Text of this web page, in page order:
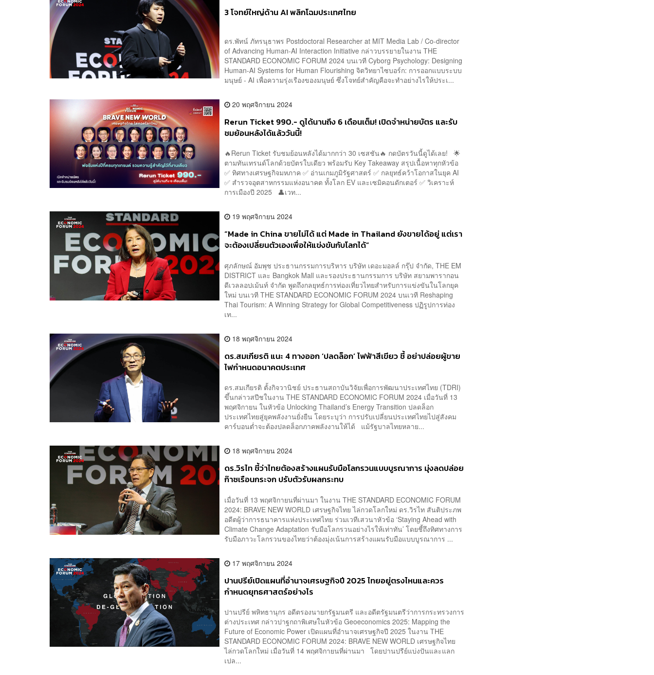
3 โจทย์ใหญ่ด้าน AI พลิกโฉมประเทศไทย
ดร.พัทน์ ภัทรนุธาพร Postdoctoral Researcher at MIT Media Lab / Co-director
of Advancing Human-AI Interaction Initiative กล่าวบรรยายในงาน THE
STANDARD ECONOMIC FORUM 2024 บนเวที Cyborg Psychology: Designing
Human-AI Systems for Human Flourishing จิตวิทยาไซบอร์ก: การออกแบบระบบ
มนุษย์ - AI เพื่อความรุ่งเรืองของมนุษย์ ซึ่งโจทย์สำคัญคือจะทำอย่างไรให้ประเ...
20 พฤศจิกายน 2024
Rerun Ticket 990.- ดูได้นานถึง 6 เดือนเต็ม! เปิดจำหน่ายบัตร และรับ
ชมย้อนหลังได้แล้ววันนี้!
🔥Rerun Ticket รับชมย้อนหลังได้มากกว่า 30 เซสชัน🔥 กดบัตรวันนี้ดูได้เลย! 🌟
ตามทันเทรนด์โลกด้วยบัตรใบเดียว พร้อมรับ Key Takeaway สรุปเนื้อหาทุกหัวข้อ
✅ ทิศทางเศรษฐกิจมหภาค ✅ อ่านเกมภูมิรัฐศาสตร์ ✅ กลยุทธ์คว้าโอกาสในยุค AI
✅ สำรวจอุตสาหกรรมแห่งอนาคต ทั้งโลก EV และเซมิคอนดักเตอร์ ✅ วิเคราะห์
การเมืองปี 2025 👤เวท...
19 พฤศจิกายน 2024
“Made in China ขายไม่ได้ แต่ Made in Thailand ยังขายได้อยู่ แต่เรา
จะต้องเปลี่ยนตัวเองเพื่อให้แข่งขันกับโลกได้”
ศุภลักษณ์ อัมพุช ประธานกรรมการบริหาร บริษัท เดอะมอลล์ กรุ๊ป จำกัด, THE EM
DISTRICT และ Bangkok Mall และรองประธานกรรมการ บริษัท สยามพารากอน
ดีเวลลอปเม้นท์ จำกัด พูดถึงกลยุทธ์การท่องเที่ยวไทยสำหรับการแข่งขันในโลกยุค
ใหม่ บนเวที THE STANDARD ECONOMIC FORUM 2024 บนเวที Reshaping
Thai Tourism: A Winning Strategy for Global Competitiveness ปฏิรูปการท่อง
เท...
18 พฤศจิกายน 2024
ดร.สมเกียรติ แนะ 4 ทางออก ‘ปลดล็อก’ ไฟฟ้าสีเขียว ชี้ อย่าปล่อยผู้ขาย
ไฟกำหนดอนาคตประเทศ
ดร.สมเกียรติ ตั้งกิจวานิชย์ ประธานสถาบันวิจัยเพื่อการพัฒนาประเทศไทย (TDRI)
ขึ้นกล่าวสปีชในงาน THE STANDARD ECONOMIC FORUM 2024 เมื่อวันที่ 13
พฤศจิกายน ในหัวข้อ Unlocking Thailand’s Energy Transition ปลดล็อก
ประเทศไทยสู่ยุคพลังงานยั่งยืน โดยระบุว่า การปรับเปลี่ยนประเทศไทยไปสู่สังคม
คาร์บอนต่ำจะต้องปลดล็อกภาคพลังงานให้ได้ แม้รัฐบาลไทยหลาย...
18 พฤศจิกายน 2024
ดร.วิรไท ชี้ว่าไทยต้องสร้างแผนรับมือโลกรวนแบบบูรณาการ มุ่งลดปล่อย
ก๊าซเรือนกระจก ปรับตัวรับผลกระทบ
เมื่อวันที่ 13 พฤศจิกายนที่ผ่านมา ในงาน THE STANDARD ECONOMIC FORUM
2024: BRAVE NEW WORLD เศรษฐกิจไทย ไล่กวดโลกใหม่ ดร.วิรไท สันติประภพ
อดีตผู้ว่าการธนาคารแห่งประเทศไทย ร่วมเวทีเสวนาหัวข้อ ‘Staying Ahead with
Climate Change Adaptation รับมือโลกรวนอย่างไรให้เท่าทัน’ โดยชี้ถึงทิศทางการ
รับมือภาวะโลกรวนของไทยว่าต้องมุ่งเน้นการสร้างแผนรับมือแบบบูรณาการ ...
17 พฤศจิกายน 2024
ปานปรีย์เปิดแผนที่อำนาจเศรษฐกิจปี 2025 ไทยอยู่ตรงไหนและควร
กำหนดยุทธศาสตร์อย่างไร
ปานปรีย์ พหิทธานุกร อดีตรองนายกรัฐมนตรี และอดีตรัฐมนตรีว่าการกระทรวงการ
ต่างประเทศ กล่าวปาฐกถาพิเศษในหัวข้อ Geoeconomics 2025: Mapping the
Future of Economic Power เปิดแผนที่อำนาจเศรษฐกิจปี 2025 ในงาน THE
STANDARD ECONOMIC FORUM 2024: BRAVE NEW WORLD เศรษฐกิจไทย
ไล่กวดโลกใหม่ เมื่อวันที่ 14 พฤศจิกายนที่ผ่านมา โดยปานปรีย์แบ่งปันและแลก
เปล...